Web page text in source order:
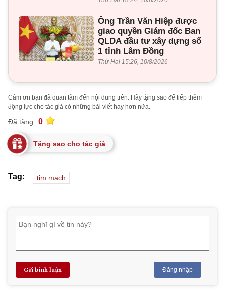
Ông Trần Văn Hiệp được
giao quyền Giám đốc Ban
QLDA đầu tư xây dựng số
1 tỉnh Lâm Đồng
Thứ Hai 15:26, 10/8/2026
Cảm ơn bạn đã quan tâm đến nội dung trên. Hãy tặng sao để tiếp thêm
động lực cho tác giả có những bài viết hay hơn nữa.
Đã tặng: 0
Tặng sao cho tác giả
Tag: tim mạch
Gửi bình luận Đăng nhập